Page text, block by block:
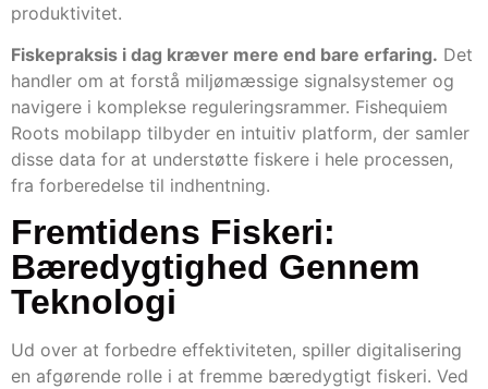
produktivitet.
Fiskepraksis i dag kræver mere end bare erfaring. Det
handler om at forstå miljømæssige signalsystemer og
navigere i komplekse reguleringsrammer. Fishequiem
Roots mobilapp tilbyder en intuitiv platform, der samler
disse data for at understøtte fiskere i hele processen,
fra forberedelse til indhentning.
Fremtidens Fiskeri:
Bæredygtighed Gennem
Teknologi
Ud over at forbedre effektiviteten, spiller digitalisering
en afgørende rolle i at fremme bæredygtigt fiskeri. Ved